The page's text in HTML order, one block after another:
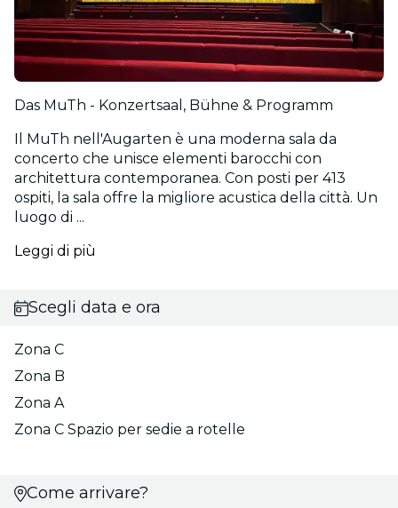
Das MuTh - Konzertsaal, Bühne & Programm
Il MuTh nell'Augarten è una moderna sala da
concerto che unisce elementi barocchi con
architettura contemporanea. Con posti per 413
ospiti, la sala offre la migliore acustica della città. Un
luogo di ...
Leggi di più
Scegli data e ora
Zona C
Zona B
Zona A
Zona C Spazio per sedie a rotelle
Come arrivare?